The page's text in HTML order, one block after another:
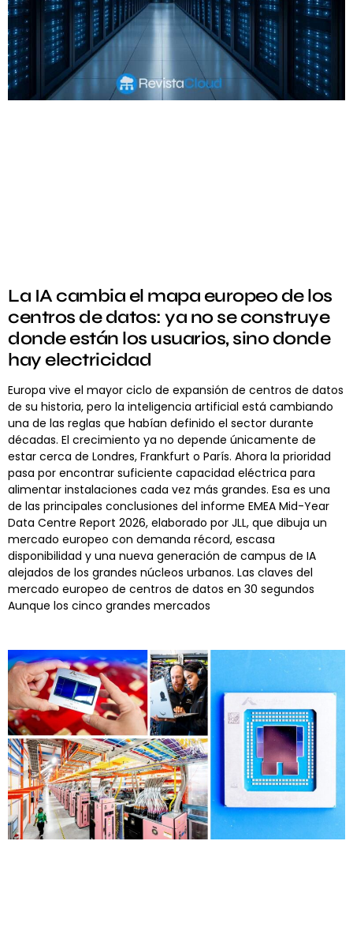
La IA cambia el mapa europeo de los
centros de datos: ya no se construye
donde están los usuarios, sino donde
hay electricidad
Europa vive el mayor ciclo de expansión de centros de datos
de su historia, pero la inteligencia artificial está cambiando
una de las reglas que habían definido el sector durante
décadas. El crecimiento ya no depende únicamente de
estar cerca de Londres, Frankfurt o París. Ahora la prioridad
pasa por encontrar suficiente capacidad eléctrica para
alimentar instalaciones cada vez más grandes. Esa es una
de las principales conclusiones del informe EMEA Mid-Year
Data Centre Report 2026, elaborado por JLL, que dibuja un
mercado europeo con demanda récord, escasa
disponibilidad y una nueva generación de campus de IA
alejados de los grandes núcleos urbanos. Las claves del
mercado europeo de centros de datos en 30 segundos
Aunque los cinco grandes mercados